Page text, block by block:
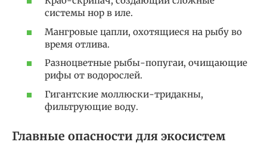
системы нор в иле.
Мангровые цапли, охотящиеся на рыбу во
время отлива.
Разноцветные рыбы-попугаи, очищающие
рифы от водорослей.
Гигантские моллюски-тридакны,
фильтрующие воду.
Главные опасности для экосистем